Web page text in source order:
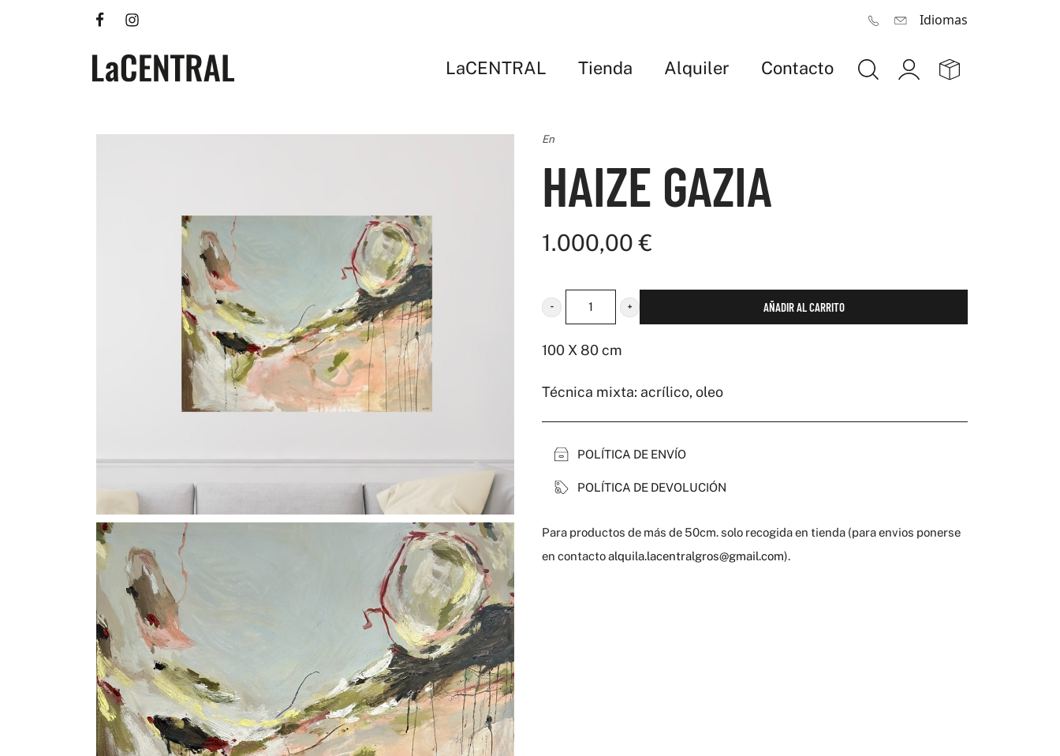
Idiomas
LaCENTRAL Tienda Alquiler Contacto
En
HAIZE GAZIA
1.000,00€
HAIZE
GAZIA
AÑADIR AL CARRITO
100 X 80 cm
Técnica mixta: acrílico, oleo
POLÍTICA DE ENVÍO
POLÍTICA DE DEVOLUCIÓN
Para productos de más de 50cm. solo recogida en tienda (para envios ponerse
en contactoalquila.lacentralgros@gmail.com).